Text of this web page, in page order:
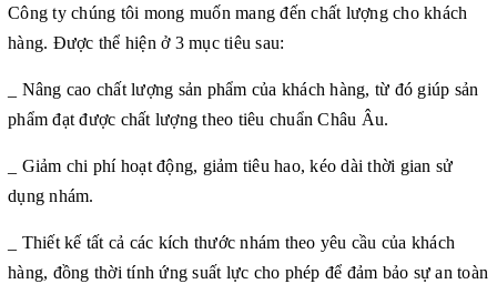
Công ty chúng tôi mong muốn mang đến chất lượng cho khách
hàng. Được thể hiện ở 3 mục tiêu sau:
_ Nâng cao chất lượng sản phẩm của khách hàng, từ đó giúp sản
phẩm đạt được chất lượng theo tiêu chuẩn Châu Âu.
_ Giảm chi phí hoạt động, giảm tiêu hao, kéo dài thời gian sử
dụng nhám.
_ Thiết kế tất cả các kích thước nhám theo yêu cầu của khách
hàng, đồng thời tính ứng suất lực cho phép để đảm bảo sự an toàn